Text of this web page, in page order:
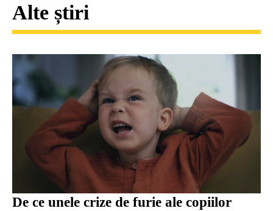
Alte știri
De ce unele crize de furie ale copiilor